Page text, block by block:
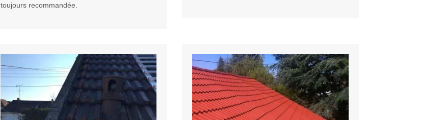
toujours recommandée.